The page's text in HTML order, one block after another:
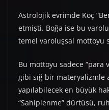
Astrolojik evrimde Koç
etmişti. Boğa ise bu
temel varoluşsal mottoyu
Bu mottoyu sadece “para
gibi sığ bir materyalizmle
yapılabilecek en büyük
“Sahiplenme” dürtüsü,